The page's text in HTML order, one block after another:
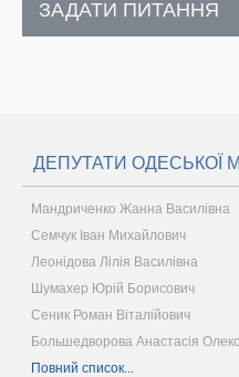
ЗАДАТИ ПИТАННЯ
ДЕПУТАТИ ОДЕСЬКОЇ
Мандриченко Жанна Василівна
Семчук Іван Михайлович
Леонідова Лілія Василівна
Шумахер Юрій Борисович
Сеник Роман Віталійович
Большедворова Анастасія
Повний список...